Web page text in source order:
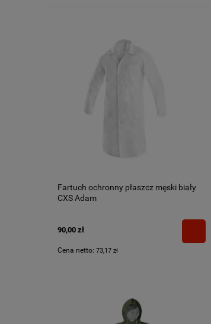
Fartuch ochronny płaszcz męski biały
CXS Adam
90,00 zł
Cena netto: 73,17 zł